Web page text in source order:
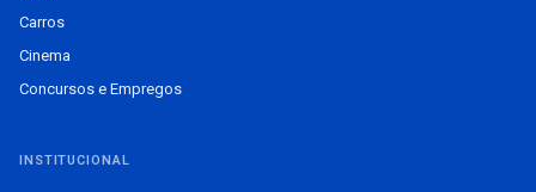
Carros
Cinema
Concursos e Empregos
INSTITUCIONAL